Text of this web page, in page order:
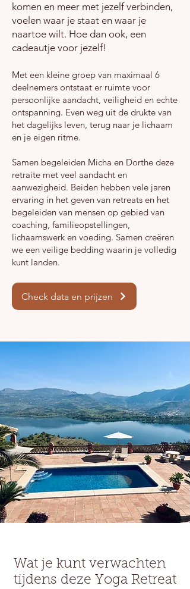
komen en meer met jezelf verbinden,
voelen waar je staat en waar je
naartoe wilt. Hoe dan ook, een
cadeautje voor jezelf!
Met een kleine groep van maximaal 6
deelnemers ontstaat er ruimte voor
persoonlijke aandacht, veiligheid en echte
ontspanning. Even weg uit de drukte van
het dagelijks leven, terug naar je lichaam
en je eigen ritme.
Samen begeleiden Micha en Dorthe deze
retraite met veel aandacht en
aanwezigheid. Beiden hebben vele jaren
ervaring in het geven van retreats en het
begeleiden van mensen op gebied van
coaching, familieopstellingen,
lichaamswerk en voeding. Samen creëren
we een veilige bedding waarin je volledig
kunt landen.
Check data en prijzen
Wat je kunt verwachten
tijdens deze Yoga Retreat